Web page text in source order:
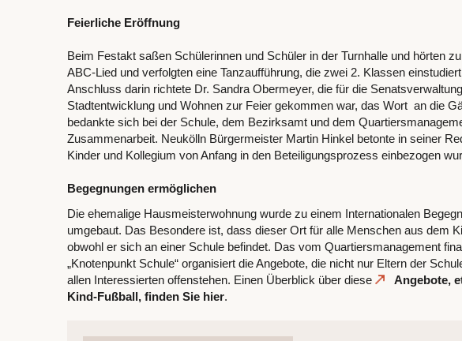
Feierliche Eröffnung
Beim Festakt saßen Schülerinnen und Schüler in der Turnhalle und hörten
ABC-Lied und verfolgten eine Tanzaufführung, die zwei 2. Klassen
Anschluss darin richtete Dr. Sandra Obermeyer, die für die
Stadtentwicklung und Wohnen zur Feier gekommen war, das Wort an die
bedankte sich bei der Schule, dem Bezirksamt und dem
Zusammenarbeit. Neukölln Bürgermeister Martin Hinkel betonte in seiner
Kinder und Kollegium von Anfang in den Beteiligungsprozess einbezogen
Begegnungen ermöglichen
Die ehemalige Hausmeisterwohnung wurde zu einem Internationalen
umgebaut. Das Besondere ist, dass dieser Ort für alle Menschen aus dem
obwohl er sich an einer Schule befindet. Das vom Quartiersmanagement
„Knotenpunkt Schule“ organisiert die Angebote, die nicht nur Eltern der
allen Interessierten offenstehen. Einen Überblick über diese
Angebote,
Kind-Fußball, finden Sie hier.